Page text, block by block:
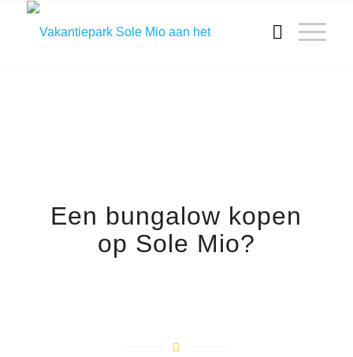
Een bungalow kopen
op Sole Mio?